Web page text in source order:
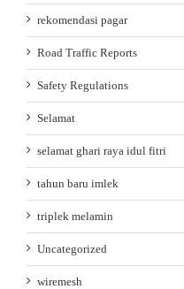
rekomendasi pagar
Road Traffic Reports
Safety Regulations
Selamat
selamat ghari raya idul fitri
tahun baru imlek
triplek melamin
Uncategorized
wiremesh